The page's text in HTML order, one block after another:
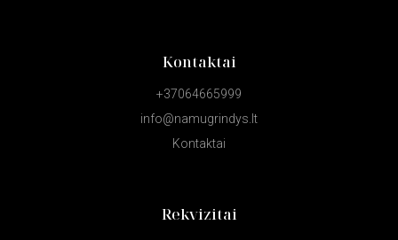
Kontaktai
+37064665999
info@namugrindys.lt
Kontaktai
Rekvizitai